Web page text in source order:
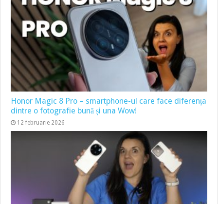
Honor Magic 8 Pro – smartphone-ul care face diferența
dintre o fotografie bună și una Wow!
12 februarie 2026